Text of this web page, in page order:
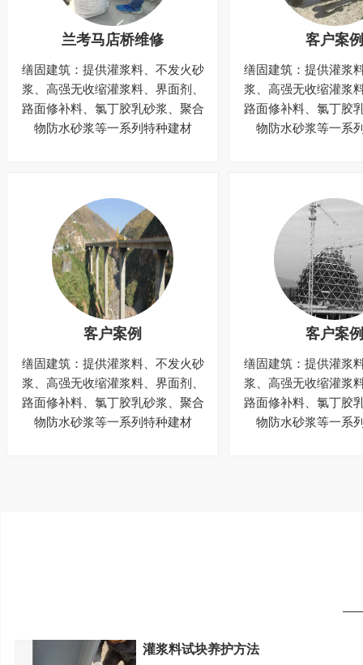
兰考马店桥维修
缮固建筑：提供灌浆料、不发火砂
浆、高强无收缩灌浆料、界面剂、
路面修补料、氯丁胶乳砂浆、聚合
物防水砂浆等一系列特种建材
客户案例
缮固建筑：提供灌浆
浆、高强无收缩灌浆
路面修补料、氯丁胶
物防水砂浆等一系
客户案例
缮固建筑：提供灌浆料、不发火砂
浆、高强无收缩灌浆料、界面剂、
路面修补料、氯丁胶乳砂浆、聚合
物防水砂浆等一系列特种建材
客户案例
缮固建筑：提供灌浆
浆、高强无收缩灌浆
路面修补料、氯丁胶
物防水砂浆等一系
灌浆料试块养护方法